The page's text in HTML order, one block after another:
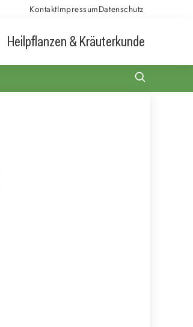
KontaktImpressumDatenschutz
Heilpflanzen & Kräuterkunde